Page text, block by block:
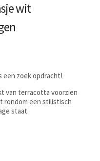
wit
een zoek opdracht!
van terracotta voorzien
rondom een stilistisch
staat.